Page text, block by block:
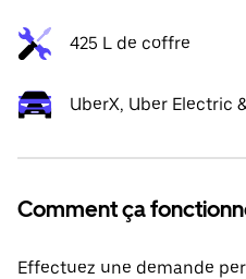
425 L de coffre
UberX, Uber Electric
Comment ça
Effectuez une demande